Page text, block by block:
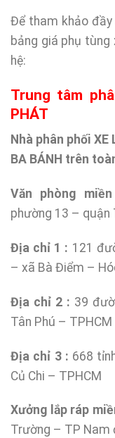
Để tham khảo
bảng giá phụ tùng
hệ:
Trung tâm
PHÁT
Nhà phân phối XE
BA BÁNH trên
Văn phòng
phường 13 – quận
Địa chỉ 1 : 121
– xã Bà Điểm –
Địa chỉ 2 : 39
Tân Phú – TPHCM
Địa chỉ 3 : 668
Củ Chi – TPHCM
Xưởng lắp ráp
Trường – TP Nam